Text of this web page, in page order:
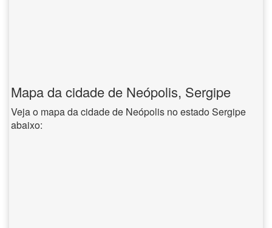
Mapa da cidade de Neópolis, Sergipe
Veja o mapa da cidade de Neópolis no estado Sergipe
abaixo: